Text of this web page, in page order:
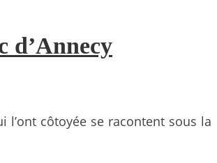
d’Annecy
l’ont côtoyée se racontent sous la